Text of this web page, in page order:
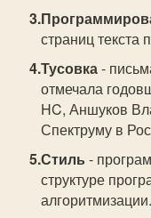
страниц текста
Тусовка-
отмечала
HC, Аншуков
Спектруму в
Стиль -
структуре
алгоритмизации.